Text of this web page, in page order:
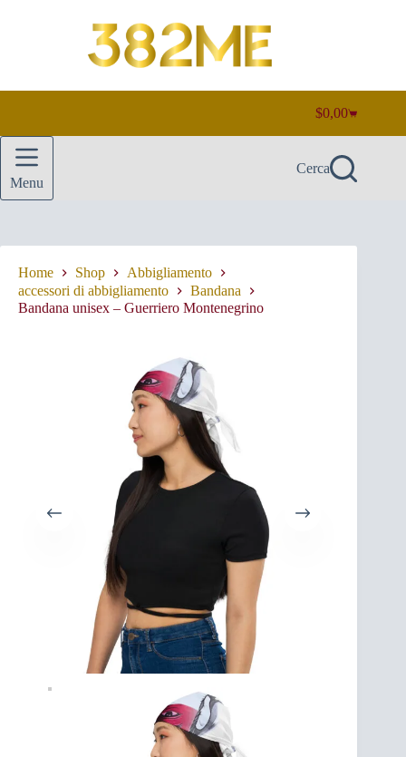
Carrello
$0,00
Menu
Cerca
Home Shop
Abbigliamento
accessori di abbigliamento
Bandana
Bandana unisex – Guerriero Montenegrino